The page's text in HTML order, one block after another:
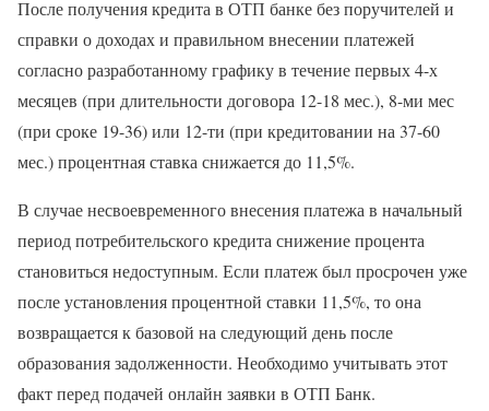
После получения кредита в ОТП банке без поручителей и
справки о доходах и правильном внесении платежей
согласно разработанному графику в течение первых 4-х
месяцев (при длительности договора 12-18 мес.), 8-ми мес
(при сроке 19-36) или 12-ти (при кредитовании на 37-60
мес.) процентная ставка снижается до 11,5%.
В случае несвоевременного внесения платежа в начальный
период потребительского кредита снижение процента
становиться недоступным. Если платеж был просрочен уже
после установления процентной ставки 11,5%, то она
возвращается к базовой на следующий день после
образования задолженности. Необходимо учитывать этот
факт перед подачей онлайн заявки в ОТП Банк.